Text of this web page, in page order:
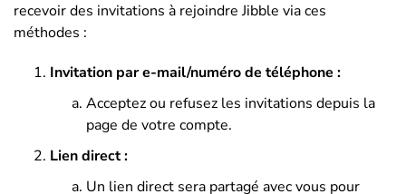
recevoir des invitations à rejoindre Jibble via ces
méthodes :
Invitation par e-mail/numéro de téléphone :
Acceptez ou refusez les invitations depuis la
page de votre compte.
Lien direct :
Un lien direct sera partagé avec vous pour